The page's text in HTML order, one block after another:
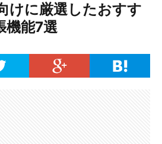
けに厳選したおすす
機能7選